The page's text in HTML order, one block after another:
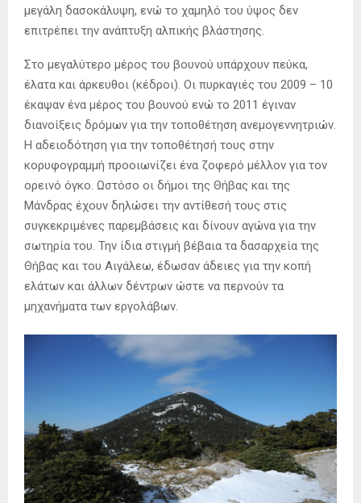
μεγάλη δασοκάλυψη, ενώ το χαμηλό του ύψος δεν
επιτρέπει την ανάπτυξη αλπικής βλάστησης.
Στο μεγαλύτερο μέρος του βουνού υπάρχουν πεύκα,
έλατα και άρκευθοι (κέδροι). Οι πυρκαγιές του 2009 – 10
έκαψαν ένα μέρος του βουνού ενώ το 2011 έγιναν
διανοίξεις δρόμων για την τοποθέτηση ανεμογεννητριών.
Η αδειοδότηση για την τοποθέτησή τους στην
κορυφογραμμή προοιωνίζει ένα ζοφερό μέλλον για τον
ορεινό όγκο. Ωστόσο οι δήμοι της Θήβας και της
Μάνδρας έχουν δηλώσει την αντίθεσή τους στις
συγκεκριμένες παρεμβάσεις και δίνουν αγώνα για την
σωτηρία του. Την ίδια στιγμή βέβαια τα δασαρχεία της
Θήβας και του Αιγάλεω, έδωσαν άδειες για την κοπή
ελάτων και άλλων δέντρων ώστε να περνούν τα
μηχανήματα των εργολάβων.